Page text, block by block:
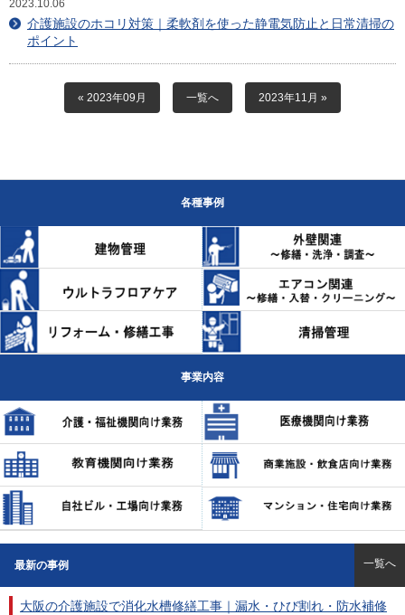
お問合せ
2023.10.06
介護施設のホコリ対策｜柔軟剤を使った静電気防止と日常清掃の
ポイント
« 2023年09月 一覧へ 2023年11月 »
各種事例
事業内容
最新の事例 一覧へ
大阪の介護施設で消化水槽修繕工事｜漏水・ひび割れ・防水補修